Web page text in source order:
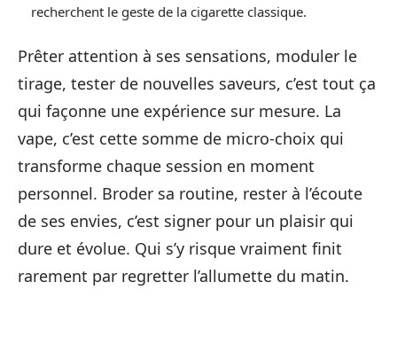
recherchent le geste de la cigarette classique.
Prêter attention à ses sensations, moduler le
tirage, tester de nouvelles saveurs, c’est tout ça
qui façonne une expérience sur mesure. La
vape, c’est cette somme de micro-choix qui
transforme chaque session en moment
personnel. Broder sa routine, rester à l’écoute
de ses envies, c’est signer pour un plaisir qui
dure et évolue. Qui s’y risque vraiment finit
rarement par regretter l’allumette du matin.